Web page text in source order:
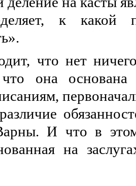
к какой
что нет
она
И что в
на